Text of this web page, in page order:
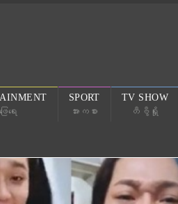
ြေရေး
SPORT
အားကစား
TV SHOW
တီဗွီရှိုး